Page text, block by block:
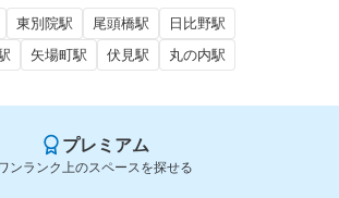
東別院駅 尾頭橋駅
日比野駅
矢場町駅 伏見駅 丸の内駅
プレミアム
ンランク上のスペースを探せる